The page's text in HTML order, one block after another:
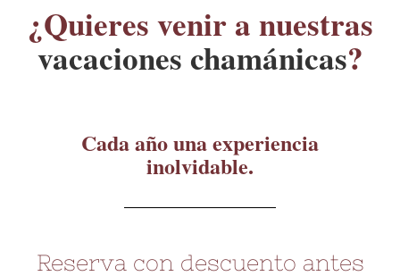
¿Quieres venir a nuestras
vacaciones chamánicas?
Cada año una experiencia
inolvidable.
Reserva con descuento antes